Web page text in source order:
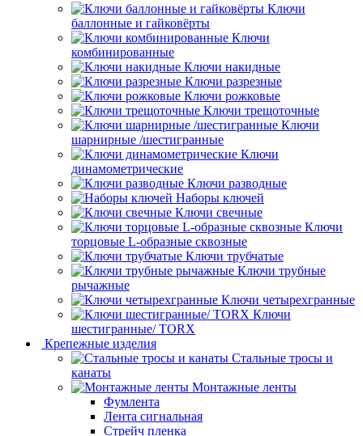
Ключи
баллонные и гайковёрты
Ключи
комбинированные
Ключи накидные
Ключи разрезные
Ключи рожковые
Ключи трещоточные
Ключи
шарнирные /шестигранные
Ключи
динамометрические
Ключи разводные
Наборы ключей
Ключи свечные
Ключи
торцовые L-образные сквозные
Ключи трубчатые
Ключи трубные
рычажные
Ключи четырехгранные
Ключи
шестигранные/ TORX
Крепежные изделия
Стальные тросы и
канаты
Монтажные ленты
Фумлента
Лента сигнальная
Стрейч пленка